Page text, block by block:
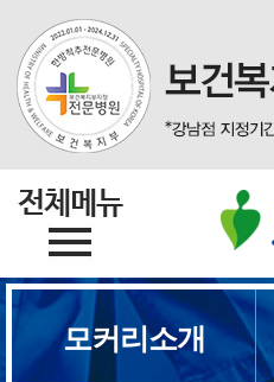
모커리소개